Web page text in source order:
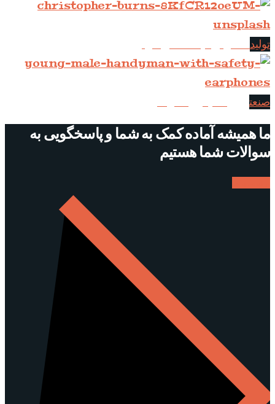
تولید
صنعتپروژه سیمون اسوالد
ما همیشه آماده کمک به شما و پاسخگویی به
سوالات شما هستیم